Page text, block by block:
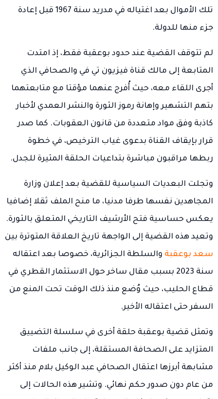
تلك الأموال بعد اغتياله في مدريد سنة 1967 قبل إعادة
جزء منها للدولة.
لم تتوقف القضية عند حدود بوعقبة فقط، إذ امتدت
المتابعة إلى مالك قناة فيزيون تي في والصحافي الذي
أجرى اللقاء معه، حيث أُفرج عنهما مؤقتا مع متابعتهما
بتهم التشهير وإهانة رموز الثورة والنشر العمدي لأخبار
كاذبة وفق مواد متعددة من قانون العقوبات. كما صدر
قرار بإيقاف القناة بدعوى غياب الترخيص، في خطوة
ربطها مراقبون مباشرة بتداعيات الحلقة المثيرة للجدل.
وتجلت البعديات السياسية للقضية بعد إعلان وزارة
المجاهدين نفسها طرفا مدنيا، ما منح الملف ثقلا إضافيا
يعكس حساسية فتح الأرشيف التاريخي المتعلق بالثورة.
وتعيد هذه القضية إلى الواجهة تاريخ العلاقة المتوترة بين
سعد بوعقبة والسلطة الجزائرية، خصوصا بعد اعتقاله
سنة 2023 بسبب مقال ساخر حول الاستثمار القطري في
قطاع الحليب، حيث وُضع منذ ذلك الوقت تحت المنع من
السفر حتى اعتقاله الأخير.
وتمثل قضية بوعقبة حلقة أخرى في سلسلة التضييق
المتزايد على الصحافة المستقلة، إلى جانب ملفات
مشابهة أبرزها اعتقال الصحافي عبد الوكيل بلام منذ أكثر
من عام دون صدور حكم نهائي. وتشير هذه الحالات إلى